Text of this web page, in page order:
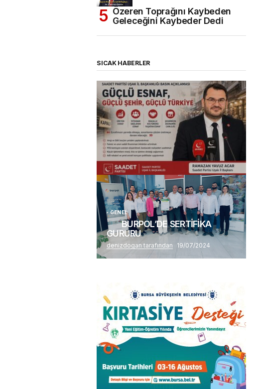
Özeren Toprağını Kaybeden
Geleceğini Kaybeder Dedi
SICAK HABERLER
(başlıksız)
Alaattin Karahan tarafından 14/07/2026
GENEL
BURPOL’DE SERTİFİKA
GURURU
denizdogan tarafından 19/07/2024